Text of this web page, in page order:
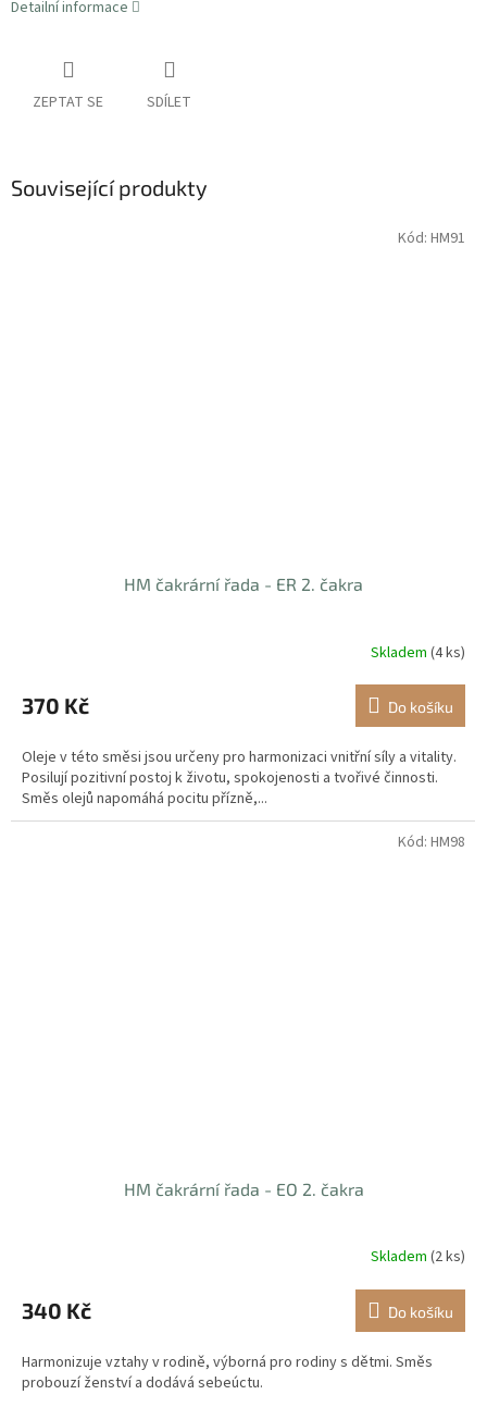
Detailní informace
ZEPTAT SE SDÍLET
Související produkty
HM čakrární řada - ER 2. čakra
Skladem (4 ks)
370 Kč Do košíku
Oleje v této směsi jsou určeny pro harmonizaci vnitřní síly a vitality.
Posilují pozitivní postoj k životu, spokojenosti a tvořivé činnosti.
Směs olejů napomáhá pocitu přízně,...
Kód: HM91
HM čakrární řada - EO 2. čakra
Skladem (2 ks)
340 Kč Do košíku
Harmonizuje vztahy v rodině, výborná pro rodiny s dětmi. Směs
probouzí ženství a dodává sebeúctu.
Kód: HM98